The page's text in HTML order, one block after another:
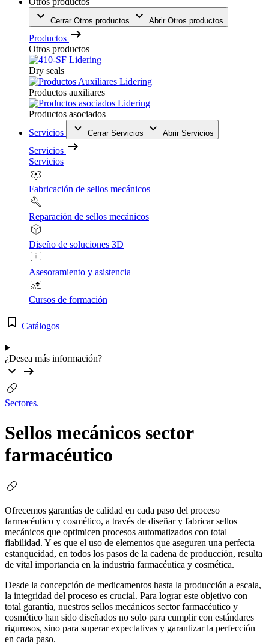
Cerrar Otros productos Abrir Otros productos
Productos
Otros productos
Dry seals
Productos auxiliares
Productos asociados
Servicios
Cerrar Servicios Abrir Servicios
Servicios
Servicios
Fabricación de sellos mecánicos
Reparación de sellos mecánicos
Diseño de soluciones 3D
Asesoramiento y asistencia
Cursos de formación
Catálogos
¿Desea más información?
Sectores.
Sellos mecánicos sector
farmacéutico
Ofrecemos garantías de calidad en cada paso del proceso
farmacéutico y cosmético, a través de diseñar y fabricar sellos
mecánicos que optimicen procesos automatizados con total
fiabilidad. Y es que el uso de elementos que aseguren una perfecta
estanqueidad, en todos los pasos de la cadena de producción, resulta
de vital importancia en la industria farmacéutica y cosmética.
Desde la concepción de medicamentos hasta la producción a escala,
la integridad del proceso es crucial. Para lograr este objetivo con
total garantía, nuestros sellos mecánicos sector farmacéutico y
cosmético han sido diseñados no solo para cumplir con estándares
rigurosos, sino para superar expectativas y garantizar la perfección
en cada paso.